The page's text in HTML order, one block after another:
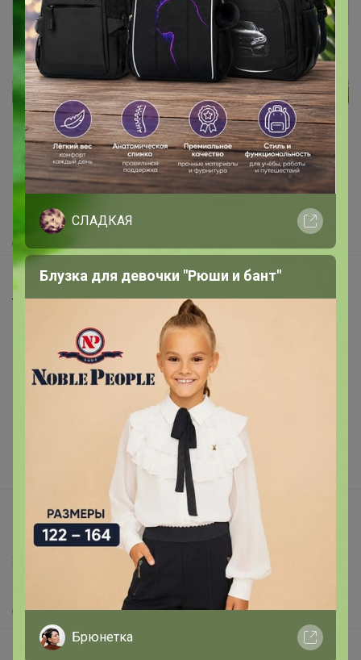
Реклама
Как здесь все устроено?
Как сделать заказ?
Как получить?
Доставка
Шоурумы
Торговые марки
Наша команда
В наличии
Подарочные сертификаты
support@24-ok.ru
Написать в поддержку
Защита покупателя
О нас
Все предложения
СЛАДКАЯ
Блузка для девочки "Рюши и бант"
Брюнетка